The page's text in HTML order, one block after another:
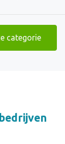
categorie